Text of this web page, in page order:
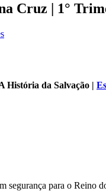
Cruz | 1°
História da Salvação |
segurança para o Reino